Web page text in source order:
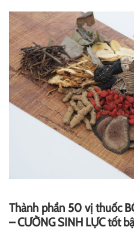
Thành phần 50 vị thuốc
– CƯỜNG SINH LỰC tốt